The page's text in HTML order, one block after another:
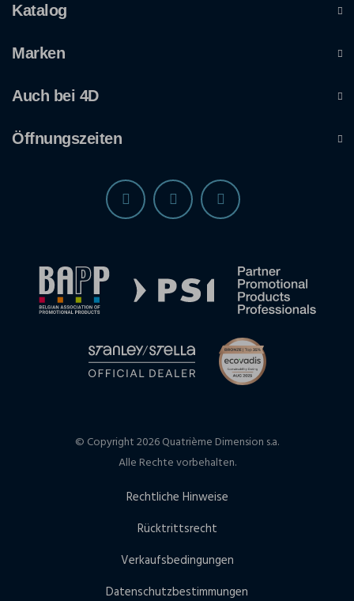
Katalog
Marken
Auch bei 4D
Öffnungszeiten
© Copyright 2026 Quatrième Dimension s.a.
Alle Rechte vorbehalten.
Rechtliche Hinweise
Rücktrittsrecht
Verkaufsbedingungen
Datenschutzbestimmungen